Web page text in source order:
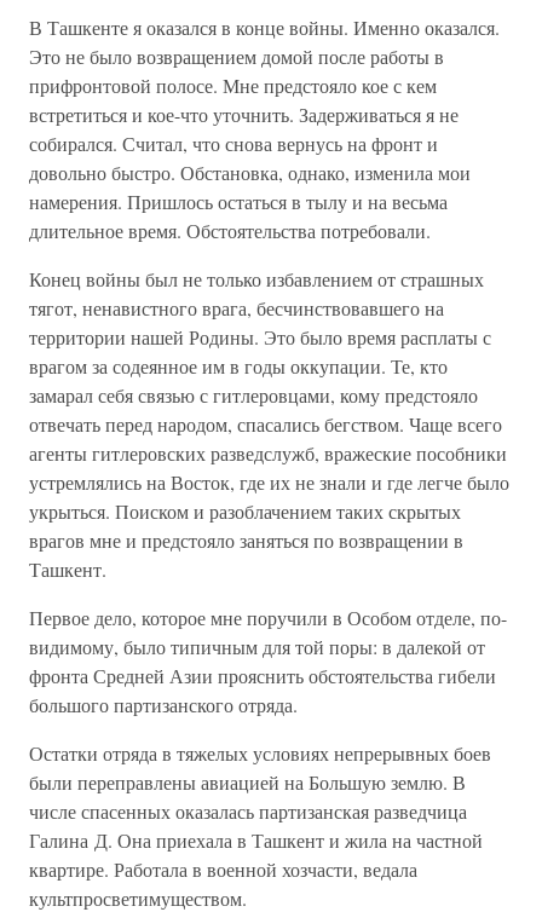
В Ташкенте я оказался в конце войны. Именно оказался.
Это не было возвращением домой после работы в
прифронтовой полосе. Мне предстояло кое с кем
встретиться и кое-что уточнить. Задерживаться я не
собирался. Считал, что снова вернусь на фронт и
довольно быстро. Обстановка, однако, изменила мои
намерения. Пришлось остаться в тылу и на весьма
длительное время. Обстоятельства потребовали.
Конец войны был не только избавлением от страшных
тягот, ненавистного врага, бесчинствовавшего на
территории нашей Родины. Это было время расплаты с
врагом за содеянное им в годы оккупации. Те, кто
замарал себя связью с гитлеровцами, кому предстояло
отвечать перед народом, спасались бегством. Чаще всего
агенты гитлеровских разведслужб, вражеские пособники
устремлялись на Восток, где их не знали и где легче было
укрыться. Поиском и разоблачением таких скрытых
врагов мне и предстояло заняться по возвращении в
Ташкент.
Первое дело, которое мне поручили в Особом отделе, по-
видимому, было типичным для той поры: в далекой от
фронта Средней Азии прояснить обстоятельства гибели
большого партизанского отряда.
Остатки отряда в тяжелых условиях непрерывных боев
были переправлены авиацией на Большую землю. В
числе спасенных оказалась партизанская разведчица
Галина Д. Она приехала в Ташкент и жила на частной
квартире. Работала в военной хозчасти, ведала
культпросветимуществом.